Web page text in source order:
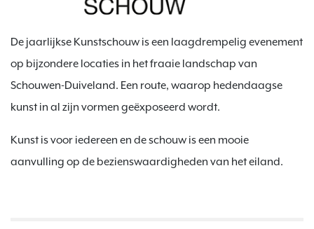
De jaarlijkse Kunstschouw is een laagdrempelig evenement
op bijzondere locaties in het fraaie landschap van
Schouwen-Duiveland. Een route, waarop hedendaagse
kunst in al zijn vormen geëxposeerd wordt.
Kunst is voor iedereen en de schouw is een mooie
aanvulling op de bezienswaardigheden van het eiland.